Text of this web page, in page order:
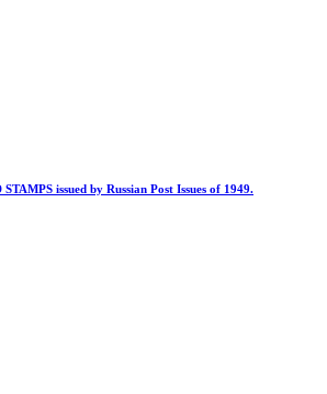
issued by Russian Post Issues of 1949.